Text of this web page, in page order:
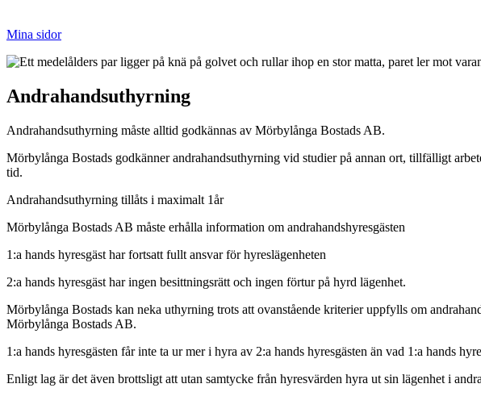
Mina sidor
Andrahandsuthyrning
Andrahandsuthyrning måste alltid godkännas av Mörbylånga Bostads AB.
Mörbylånga Bostads godkänner andrahandsuthyrning vid studier på annan ort, tillfälligt
tid.
Andrahandsuthyrning tillåts i maximalt 1år
Mörbylånga Bostads AB måste erhålla information om andrahandshyresgästen
1:a hands hyresgäst har fortsatt fullt ansvar för hyreslägenheten
2:a hands hyresgäst har ingen besittningsrätt och ingen förtur på hyrd lägenhet.
Mörbylånga Bostads kan neka uthyrning trots att ovanstående kriterier uppfylls om
Mörbylånga Bostads AB.
1:a hands hyresgästen får inte ta ur mer i hyra av 2:a hands hyresgästen än vad 1:a hands
Enligt lag är det även brottsligt att utan samtycke från hyresvärden hyra ut sin lägenhet i